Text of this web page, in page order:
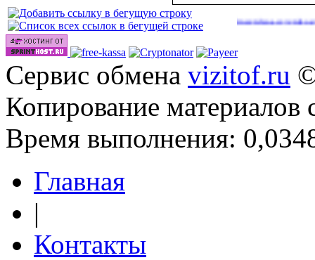
|http://onlinevideos.cc/go/out.php(46)|http://onlinevideos.cc/videos/(48)|
Сервис обмена vizitof.ru
Копирование материалов
Время выполнения:
Главная
|
Контакты